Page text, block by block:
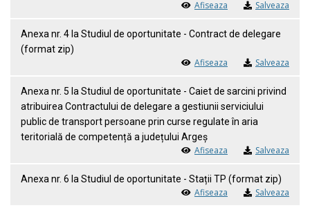
Afiseaza Salveaza
Anexa nr. 4 la Studiul de oportunitate - Contract de delegare
(format zip)
Afiseaza Salveaza
Anexa nr. 5 la Studiul de oportunitate - Caiet de sarcini privind
atribuirea Contractului de delegare a gestiunii serviciului
public de transport persoane prin curse regulate în aria
teritorială de competență a județului Argeș
Afiseaza Salveaza
Anexa nr. 6 la Studiul de oportunitate - Stații TP (format zip)
Afiseaza Salveaza